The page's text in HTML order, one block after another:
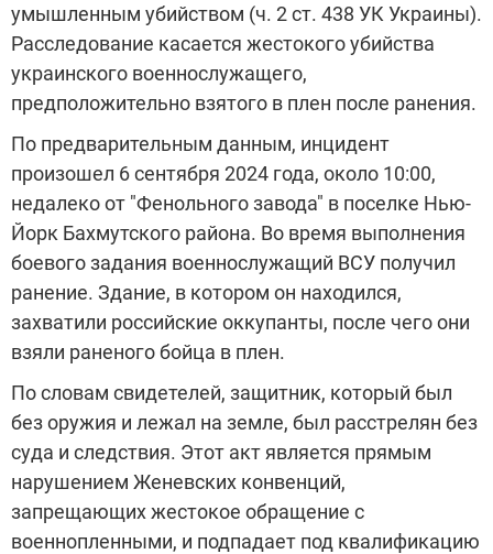
умышленным убийством (ч. 2 ст. 438 УК Украины).
Расследование касается жестокого убийства
украинского военнослужащего,
предположительно взятого в плен после ранения.
По предварительным данным, инцидент
произошел 6 сентября 2024 года, около 10:00,
недалеко от "Фенольного завода" в поселке Нью-
Йорк Бахмутского района. Во время выполнения
боевого задания военнослужащий ВСУ получил
ранение. Здание, в котором он находился,
захватили российские оккупанты, после чего они
взяли раненого бойца в плен.
По словам свидетелей, защитник, который был
без оружия и лежал на земле, был расстрелян без
суда и следствия. Этот акт является прямым
нарушением Женевских конвенций,
запрещающих жестокое обращение с
военнопленными, и подпадает под квалификацию